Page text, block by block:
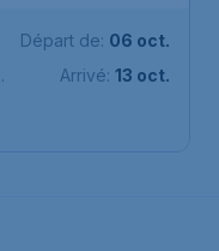
Départ de: 06 oct.
Arrivé: 13 oct.